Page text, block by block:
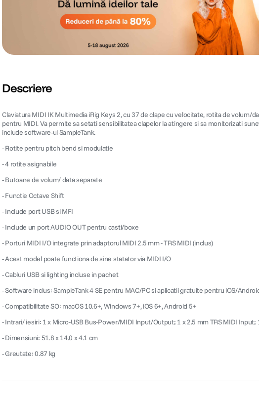
Descriere
Claviatura MIDI IK Multimedia iRig Keys 2, cu 37 de clape cu velocitate, rotita de
pentru MIDI. Va permite sa setati sensibilitatea clapelor la atingere si sa monitorizati
include software-ul SampleTank.
- Rotite pentru pitch bend si modulatie
- 4 rotite asignabile
- Butoane de volum/ data separate
- Functie Octave Shift
- Include port USB si MFI
- Include un port AUDIO OUT pentru casti/boxe
- Porturi MIDI I/O integrate prin adaptorul MIDI 2.5 mm - TRS MIDI (inclus)
- Acest model poate functiona de sine statator via MIDI I/O
- Cabluri USB si lighting incluse in pachet
- Software inclus: SampleTank 4 SE pentru MAC/PC si aplicatii gratuite pentru iOS/
- Compatibilitate SO: macOS 10.6+, Windows 7+, iOS 6+, Android 5+
- Intrari/ iesiri: 1 x Micro-USB Bus-Power/MIDI Input/Output; 1 x 2.5 mm TRS MIDI
- Dimensiuni: 51.8 x 14.0 x 4.1 cm
- Greutate: 0.87 kg